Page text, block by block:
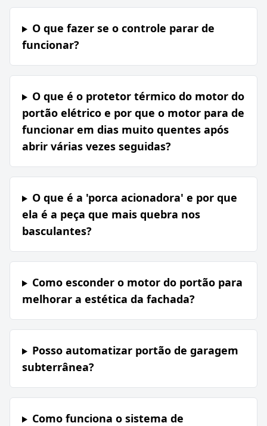
O que fazer se o controle parar de
funcionar?
O que é o protetor térmico do motor do
portão elétrico e por que o motor para de
funcionar em dias muito quentes após
abrir várias vezes seguidas?
O que é a 'porca acionadora' e por que
ela é a peça que mais quebra nos
basculantes?
Como esconder o motor do portão para
melhorar a estética da fachada?
Posso automatizar portão de garagem
subterrânea?
Como funciona o sistema de